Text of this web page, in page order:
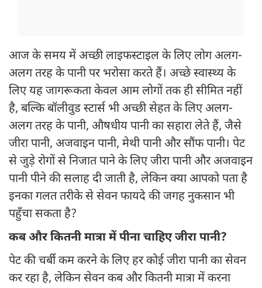
आज के समय में अच्छी लाइफस्टाइल के लिए लोग अलग-
अलग तरह के पानी पर भरोसा करते हैं। अच्छे स्वास्थ्य के
लिए यह जागरूकता केवल आम लोगों तक ही सीमित नहीं
है, बल्कि बॉलीवुड स्टार्स भी अच्छी सेहत के लिए अलग-
अलग तरह के पानी, औषधीय पानी का सहारा लेते हैं, जैसे
जीरा पानी, अजवाइन पानी, मेथी पानी और सौंफ पानी। पेट
से जुड़े रोगों से निजात पाने के लिए जीरा पानी और अजवाइन
पानी पीने की सलाह दी जाती है, लेकिन क्या आपको पता है
इनका गलत तरीके से सेवन फायदे की जगह नुकसान भी
पहुँचा सकता है?
कब और कितनी मात्रा में पीना चाहिए जीरा पानी?
पेट की चर्बी कम करने के लिए हर कोई जीरा पानी का सेवन
कर रहा है, लेकिन सेवन कब और कितनी मात्रा में करना